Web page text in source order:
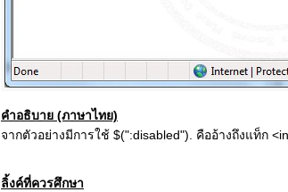
คำอธิบาย (ภาษาไทย)
จากตัวอย่างมีการใช้ $(":disabled"). คืออ้างถึงแท็ก
ลิ้งค์ที่ควรศึกษา